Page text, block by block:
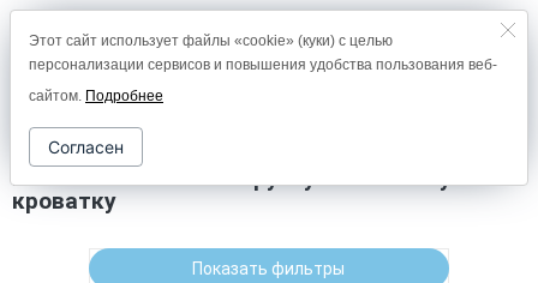
8 (800) 2000-978
Постельное белье в круглую и овальную
кроватку
Показать фильтры
Этот сайт использует файлы «cookie» (куки) с целью
персонализации сервисов и повышения удобства пользования веб-
сайтом. Подробнее
Согласен